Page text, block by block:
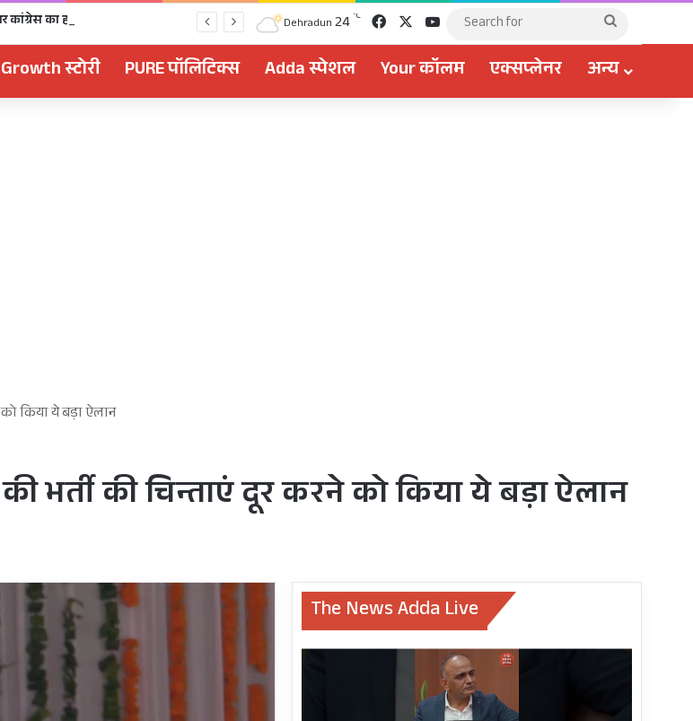
Dehradun 24 ℃ FacebookYouTube
Search
Growth स्टोरी PURE पॉलिटिक्स Adda स्पेशल Your कॉलम एक्सप्लेनर अन्य
किया ये बड़ा ऐलान
भर्ती की चिन्ताएं दूर करने को किया ये बड़ा ऐलान
The News Adda Live